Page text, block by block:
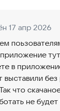
или
Покупка
их для
17 апр 2026
приложение
в
выставили
что
не будет